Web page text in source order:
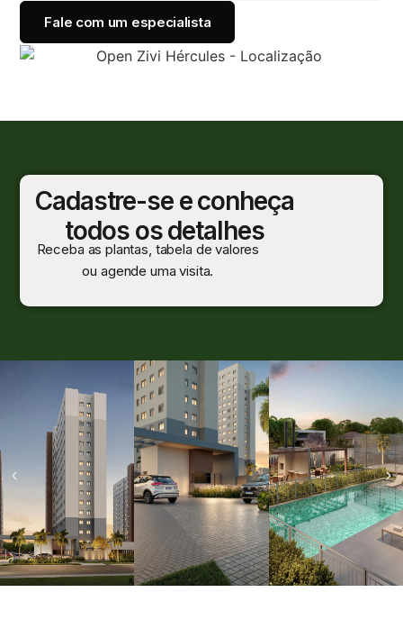
Fale com um especialista
Cadastre-se e conheça
todos os detalhes
Receba as plantas, tabela de valores
ou agende uma visita.